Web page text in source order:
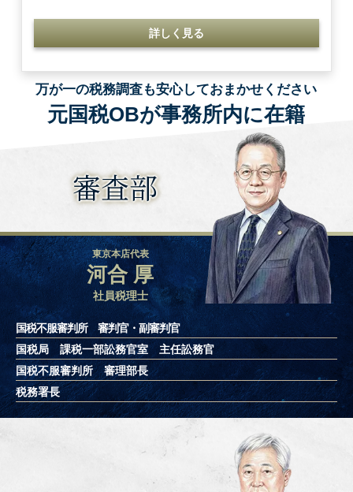
詳しく見る
万が一の税務調査も安心しておまかせください
元国税OBが事務所内に在籍
審査部
東京本店代表
河合 厚
社員税理士
国税不服審判所 審判官・副審判官
国税局 課税一部訟務官室 主任訟務官
国税不服審判所 審理部長
税務署長